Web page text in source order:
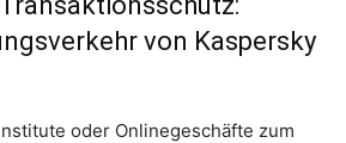
von Kaspersky
oder Onlinegeschäfte zum